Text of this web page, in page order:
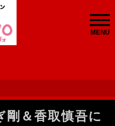
MENU
剛＆香取慎吾に